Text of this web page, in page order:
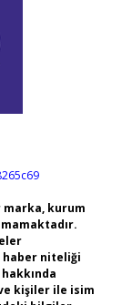
kurum
haber niteliği
kişiler ile isim